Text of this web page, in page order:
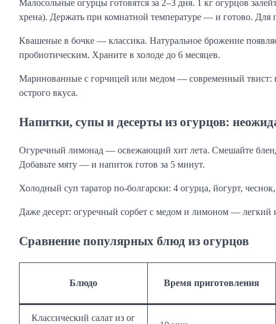
Малосольные огурцы готовятся за 2–3 дня. 1 кг огурцов
хрена). Держать при комнатной температуре — и готово.
Квашеные в бочке — классика. Натуральное брожение
пробиотическим. Храните в холоде до 6 месяцев.
Маринованные с горчицей или медом — современный твист:
острого вкуса.
Напитки, супы и десерты из огурцов:
Огуречный лимонад — освежающий хит лета. Смешайте
Добавьте мяту — и напиток готов за 5 минут.
Холодный суп таратор по-болгарски: 4 огурца, йогурт,
Даже десерт: огуречный сорбет с медом и лимоном —
Сравнение популярных блюд из огурцов
Блюдо Время приготовления
Классический салат из ог